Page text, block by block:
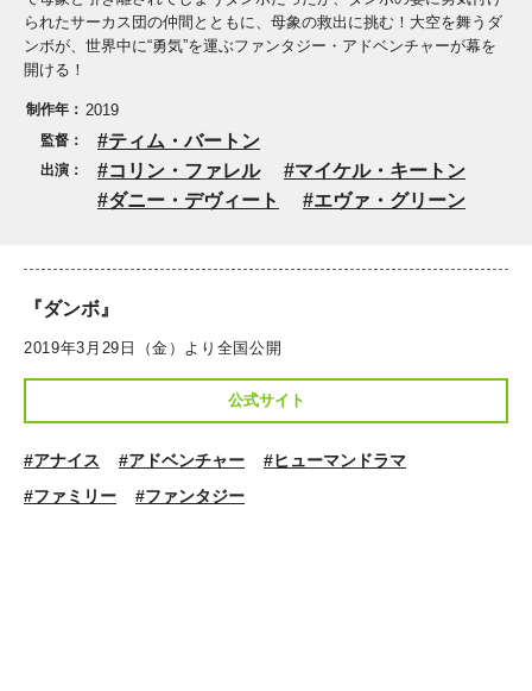
られたサーカス団の仲間とともに、母象の救出に挑む！大空を舞うダ
ンボが、世界中に“勇気”を運ぶファンタジー・アドベンチャーが幕を
開ける！
制作年： 2019
監督： ティム・バートン
出演： コリン・ファレル
マイケル・キートン
ダニー・デヴィート
エヴァ・グリーン
『ダンボ』
2019年3月29日（金）より全国公開
公式サイト
#アナイス #アドベンチャー
#ヒューマンドラマ
#ファミリー
#ファンタジー